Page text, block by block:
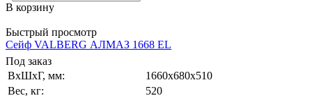
В корзину
Быстрый просмотр
Сейф VALBERG АЛМАЗ 1668 EL
Под заказ
ВxШxГ, мм:
1660x680x510
Вес, кг:
520